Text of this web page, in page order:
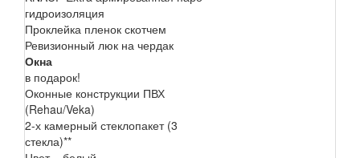
гидроизоляция
Проклейка пленок скотчем
Ревизионный люк на чердак
Окна
в подарок!
Оконные конструкции ПВХ
(Rehau/Veka)
2-х камерный стеклопакет (3
стекла)**